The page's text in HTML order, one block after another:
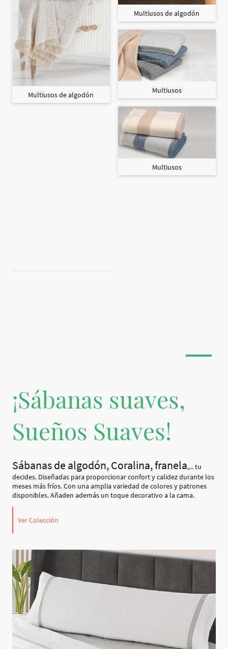
Multiusos de algodón
Multiusos de algodón
Multiusos
Multiusos
¡Sábanas suaves,
Sueños Suaves!
Sábanas de algodón, Coralina, franela,... tu
decides. Diseñadas para proporcionar confort y calidez durante los
meses más fríos. Con una amplia variedad de colores y patrones
disponibles. Añaden además un toque decorativo a la cama.
Ver Colección